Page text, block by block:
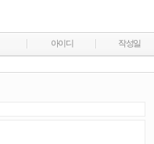
아이디 작성일